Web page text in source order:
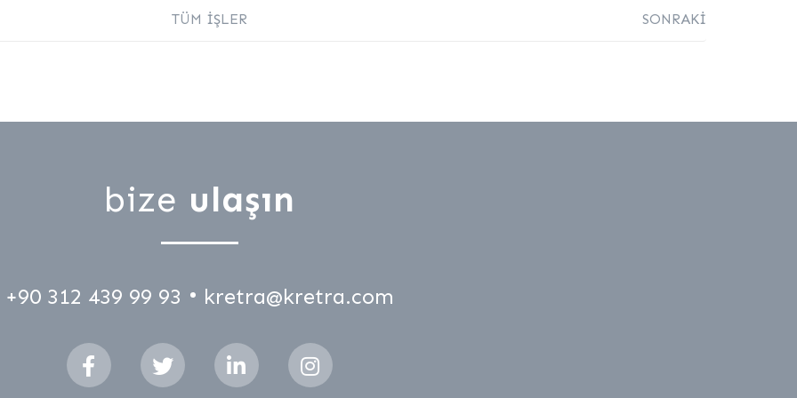
TÜM İŞLER SONRAKİ
bize ulaşın
+90 312 439 99 93 kretra@kretra.com